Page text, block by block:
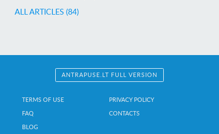
ALL ARTICLES (84)
ANTRAPUSE.LT FULL VERSION
TERMS OF USE
PRIVACY POLICY
FAQ
CONTACTS
BLOG